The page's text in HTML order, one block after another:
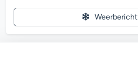
Weerbericht